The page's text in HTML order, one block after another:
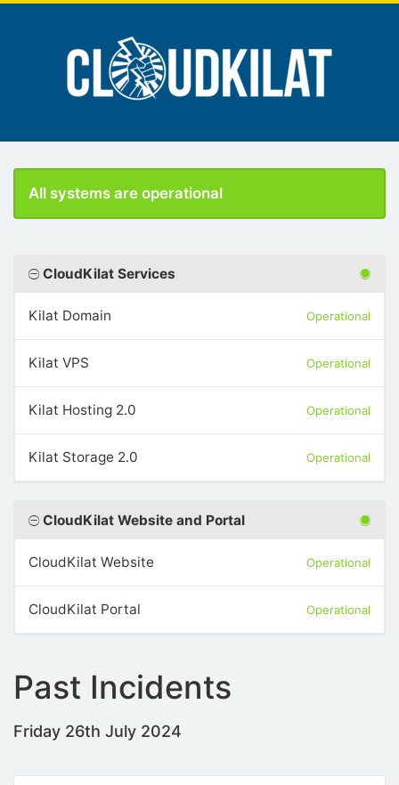
All systems are operational
CloudKilat Services
Kilat Domain Operational
Kilat VPS Operational
Kilat Hosting 2.0 Operational
Kilat Storage 2.0 Operational
CloudKilat Website and Portal
CloudKilat Website Operational
CloudKilat Portal Operational
Past Incidents
Friday 26th July 2024